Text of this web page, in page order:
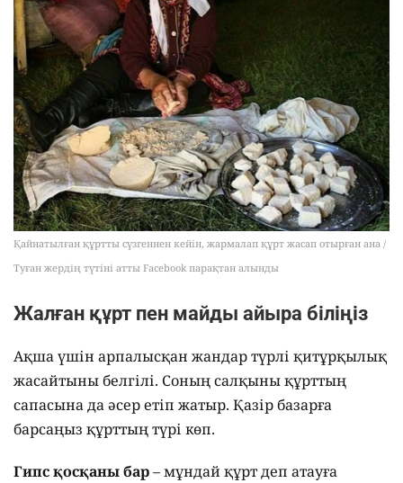
Қайнатылған құртты сүзгеннен кейін, жармалап құрт жасап отырған ана /
Туған жердің түтіні атты Facebook парақтан алынды
Жалған құрт пен майды айыра біліңіз
Ақша үшін арпалысқан жандар түрлі қитұрқылық
жасайтыны белгілі. Соның салқыны құрттың
сапасына да әсер етіп жатыр. Қазір базарға
барсаңыз құрттың түрі көп.
Гипс қосқаны бар– мұндай құрт деп атауға